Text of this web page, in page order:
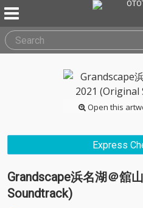
Open this
Express
Grandscape浜名湖＠舘
Soundtrack)